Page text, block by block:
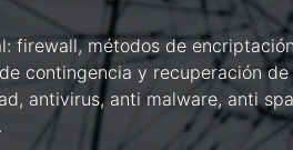
firewall, métodos de
contingencia y recuperación de
antivirus, anti malware, anti